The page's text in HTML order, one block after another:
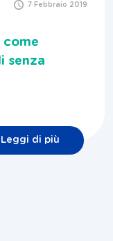
7 Febbraio 2019
come
senza
Leggi di più